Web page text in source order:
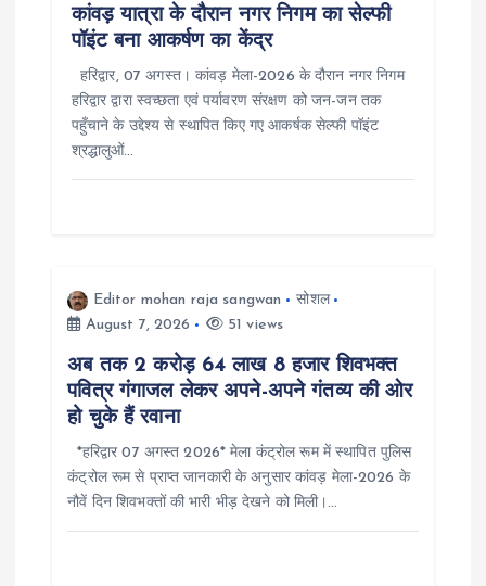
कांवड़ यात्रा के दौरान नगर निगम का सेल्फी
पॉइंट बना आकर्षण का केंद्र
हरिद्वार, 07 अगस्त। कांवड़ मेला-2026 के दौरान नगर निगम
हरिद्वार द्वारा स्वच्छता एवं पर्यावरण संरक्षण को जन-जन तक
पहुँचाने के उद्देश्य से स्थापित किए गए आकर्षक सेल्फी पॉइंट
श्रद्धालुओं…
Editor mohan raja sangwan
सोशल
August 7, 2026
51 views
अब तक 2 करोड़ 64 लाख 8 हजार शिवभक्त
पवित्र गंगाजल लेकर अपने-अपने गंतव्य की ओर
हो चुके हैं रवाना
*हरिद्वार 07 अगस्त 2026* मेला कंट्रोल रूम में स्थापित पुलिस
कंट्रोल रूम से प्राप्त जानकारी के अनुसार कांवड़ मेला-2026 के
नौवें दिन शिवभक्तों की भारी भीड़ देखने को मिली।…